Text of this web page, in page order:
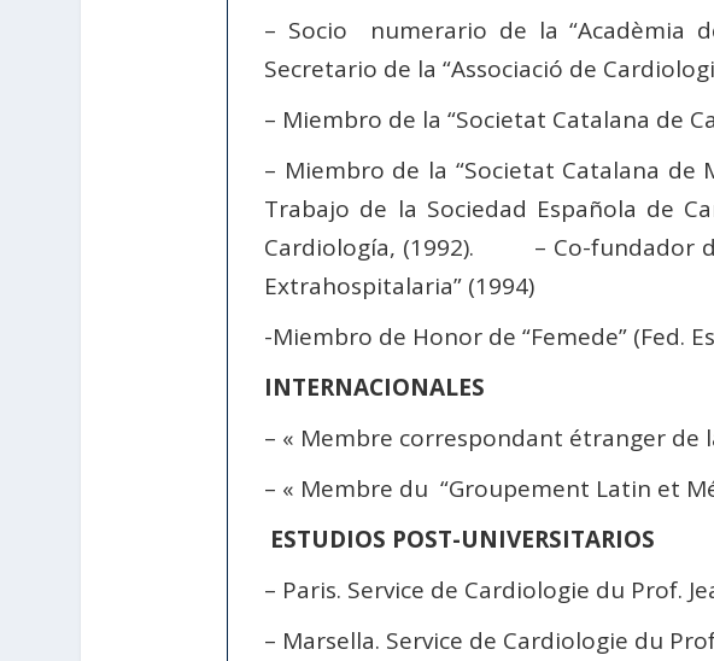
– Socio numerario de la “Acadèmia
Secretario de la “Associació de
– Miembro de la “Societat Catalana de
– Miembro de la “Societat Catalana de
Trabajo de la Sociedad Española de
Cardiología, (1992). – Co-fundador
Extrahospitalaria” (1994)
-Miembro de Honor de “Femede” (Fed.
INTERNACIONALES
– « Membre correspondant étranger de
– « Membre du “Groupement Latin et
ESTUDIOS POST-UNIVERSITARIOS
– Paris. Service de Cardiologie du Prof.
– Marsella. Service de Cardiologie du